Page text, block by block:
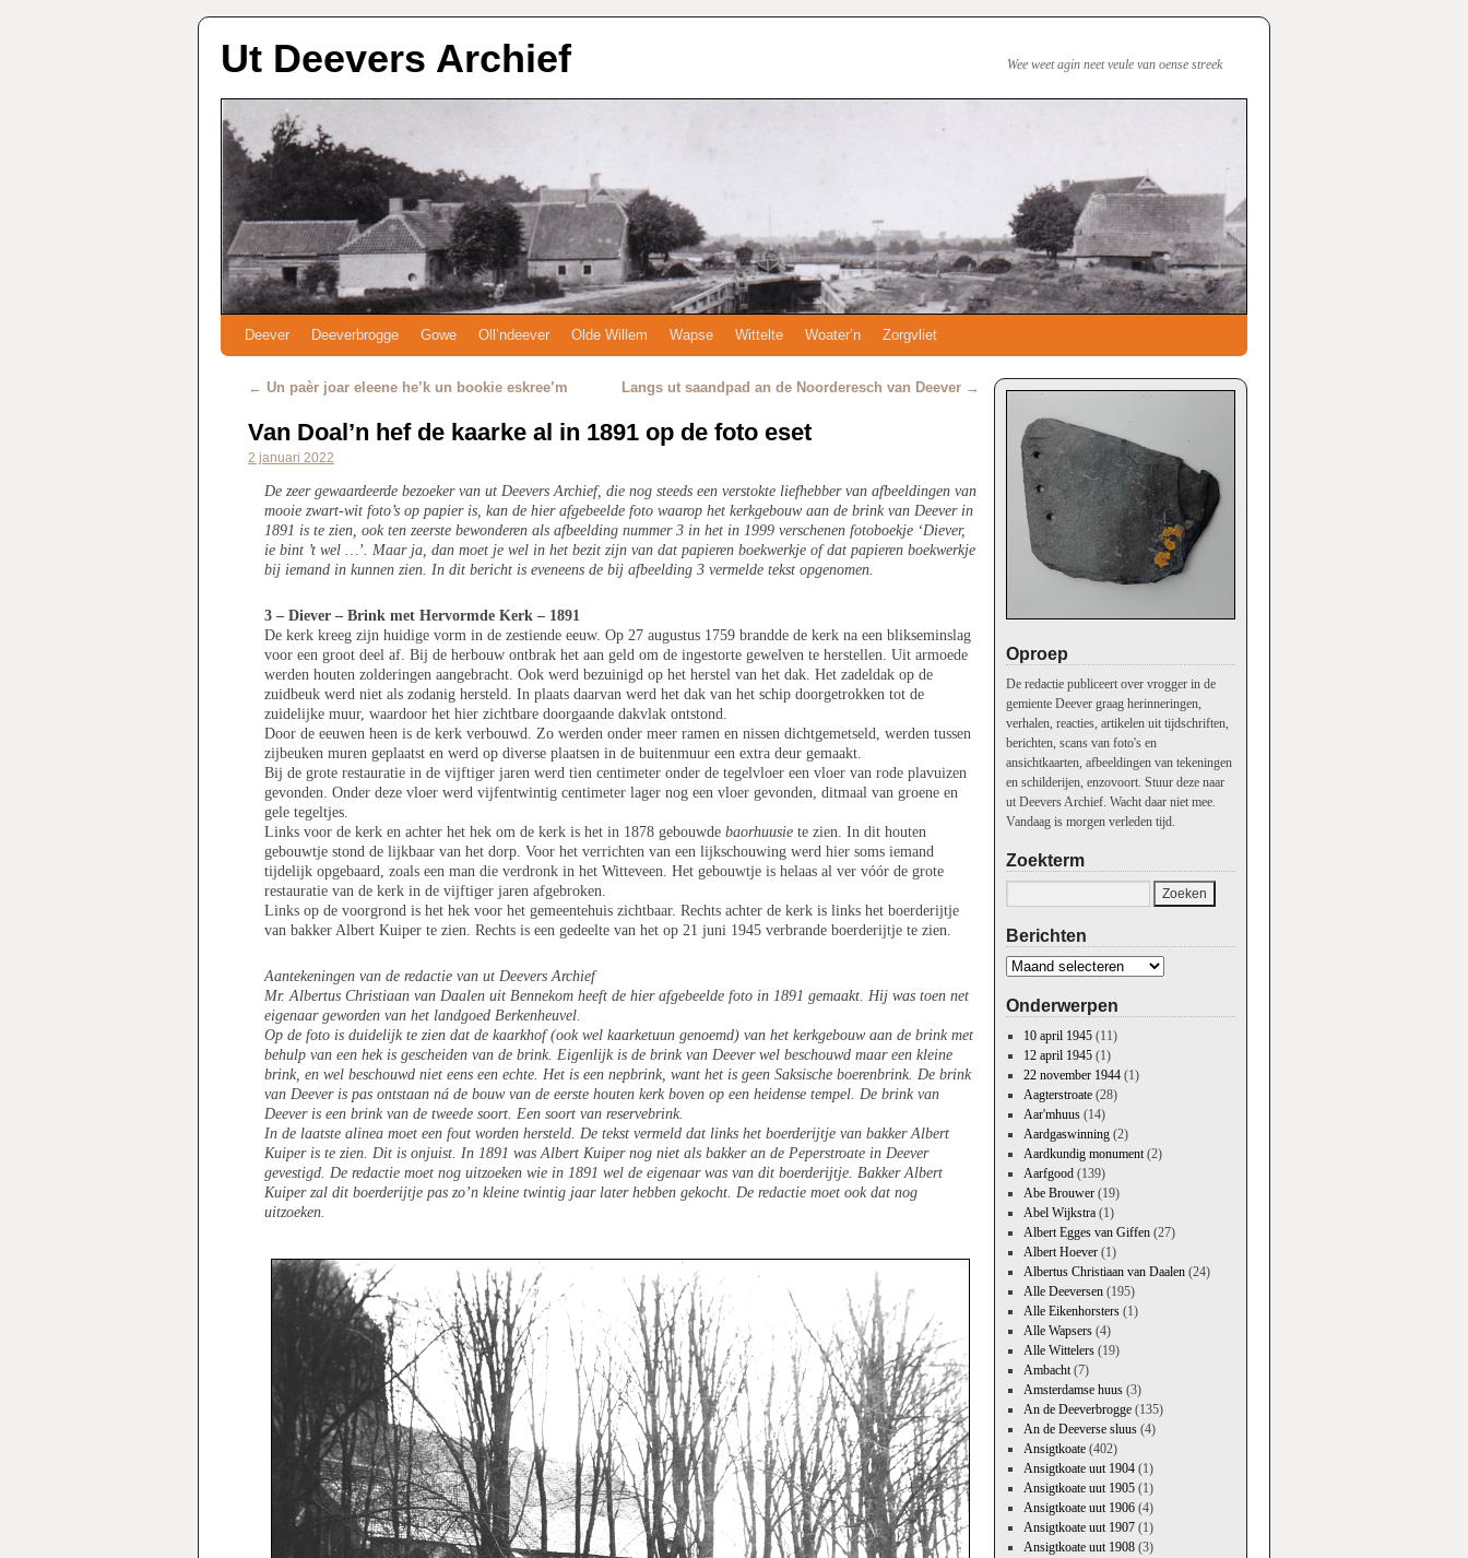
Ut Deevers Archief Wee weet agin neet veule van oense streek
Deever Deeverbrogge Gowe Oll’ndeever Olde Willem Wapse Wittelte Woater’n Zorgvliet
← Un paèr joar eleene he’k un bookie eskree’m Langs ut saandpad an de Noorderesch van Deever →
Van Doal’n hef de kaarke al in 1891 op de foto eset
2 januari 2022
De zeer gewaardeerde bezoeker van ut Deevers Archief, die nog steeds een verstokte liefhebber van afbeeldingen van
mooie zwart-wit foto’s op papier is, kan de hier afgebeelde foto waarop het kerkgebouw aan de brink van Deever in
1891 is te zien, ook ten zeerste bewonderen als afbeelding nummer 3 in het in 1999 verschenen fotoboekje ‘Diever,
ie bint ’t wel …’. Maar ja, dan moet je wel in het bezit zijn van dat papieren boekwerkje of dat papieren boekwerkje
bij iemand in kunnen zien. In dit bericht is eveneens de bij afbeelding 3 vermelde tekst opgenomen.
3 – Diever – Brink met Hervormde Kerk – 1891
De kerk kreeg zijn huidige vorm in de zestiende eeuw. Op 27 augustus 1759 brandde de kerk na een blikseminslag
voor een groot deel af. Bij de herbouw ontbrak het aan geld om de ingestorte gewelven te herstellen. Uit armoede
werden houten zolderingen aangebracht. Ook werd bezuinigd op het herstel van het dak. Het zadeldak op de
zuidbeuk werd niet als zodanig hersteld. In plaats daarvan werd het dak van het schip doorgetrokken tot de
zuidelijke muur, waardoor het hier zichtbare doorgaande dakvlak ontstond.
Door de eeuwen heen is de kerk verbouwd. Zo werden onder meer ramen en nissen dichtgemetseld, werden tussen
zijbeuken muren geplaatst en werd op diverse plaatsen in de buitenmuur een extra deur gemaakt.
Bij de grote restauratie in de vijftiger jaren werd tien centimeter onder de tegelvloer een vloer van rode plavuizen
gevonden. Onder deze vloer werd vijfentwintig centimeter lager nog een vloer gevonden, ditmaal van groene en
gele tegeltjes.
Links voor de kerk en achter het hek om de kerk is het in 1878 gebouwde baorhuusie te zien. In dit houten
gebouwtje stond de lijkbaar van het dorp. Voor het verrichten van een lijkschouwing werd hier soms iemand
tijdelijk opgebaard, zoals een man die verdronk in het Witteveen. Het gebouwtje is helaas al ver vóór de grote
restauratie van de kerk in de vijftiger jaren afgebroken.
Links op de voorgrond is het hek voor het gemeentehuis zichtbaar. Rechts achter de kerk is links het boerderijtje
van bakker Albert Kuiper te zien. Rechts is een gedeelte van het op 21 juni 1945 verbrande boerderijtje te zien.
Aantekeningen van de redactie van ut Deevers Archief
Mr. Albertus Christiaan van Daalen uit Bennekom heeft de hier afgebeelde foto in 1891 gemaakt. Hij was toen net
eigenaar geworden van het landgoed Berkenheuvel.
Op de foto is duidelijk te zien dat de kaarkhof (ook wel kaarketuun genoemd) van het kerkgebouw aan de brink met
behulp van een hek is gescheiden van de brink. Eigenlijk is de brink van Deever wel beschouwd maar een kleine
brink, en wel beschouwd niet eens een echte. Het is een nepbrink, want het is geen Saksische boerenbrink. De brink
van Deever is pas ontstaan ná de bouw van de eerste houten kerk boven op een heidense tempel. De brink van
Deever is een brink van de tweede soort. Een soort van reservebrink.
In de laatste alinea moet een fout worden hersteld. De tekst vermeld dat links het boerderijtje van bakker Albert
Kuiper is te zien. Dit is onjuist. In 1891 was Albert Kuiper nog niet als bakker an de Peperstroate in Deever
gevestigd. De redactie moet nog uitzoeken wie in 1891 wel de eigenaar was van dit boerderijtje. Bakker Albert
Kuiper zal dit boerderijtje pas zo’n kleine twintig jaar later hebben gekocht. De redactie moet ook dat nog
uitzoeken.
Oproep
De redactie publiceert over vrogger in de
gemiente Deever graag herinneringen,
verhalen, reacties, artikelen uit tijdschriften,
berichten, scans van foto's en
ansichtkaarten, afbeeldingen van tekeningen
en schilderijen, enzovoort. Stuur deze naar
ut Deevers Archief. Wacht daar niet mee.
Vandaag is morgen verleden tijd.
Zoekterm
Berichten
Onderwerpen
10 april 1945(11)
12 april 1945(1)
22 november 1944(1)
Aagterstroate(28)
Aar'mhuus(14)
Aardgaswinning(2)
Aardkundig monument(2)
Aarfgood(139)
Abe Brouwer(19)
Abel Wijkstra(1)
Albert Egges van Giffen(27)
Albert Hoever(1)
Albertus Christiaan van Daalen(24)
Alle Deeversen(195)
Alle Eikenhorsters(1)
Alle Wapsers(4)
Alle Wittelers(19)
Ambacht(7)
Amsterdamse huus(3)
An de Deeverbrogge(135)
An de Deeverse sluus(4)
Ansigtkoate(402)
Ansigtkoate uut 1904(1)
Ansigtkoate uut 1905(1)
Ansigtkoate uut 1906(4)
Ansigtkoate uut 1907(1)
Ansigtkoate uut 1908(3)